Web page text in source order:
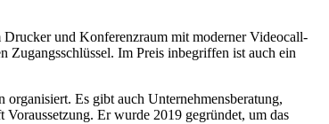
und Konferenzraum mit moderner Videocall-
Im Preis inbegriffen ist auch ein
Es gibt auch Unternehmensberatung,
Er wurde 2019 gegründet, um das